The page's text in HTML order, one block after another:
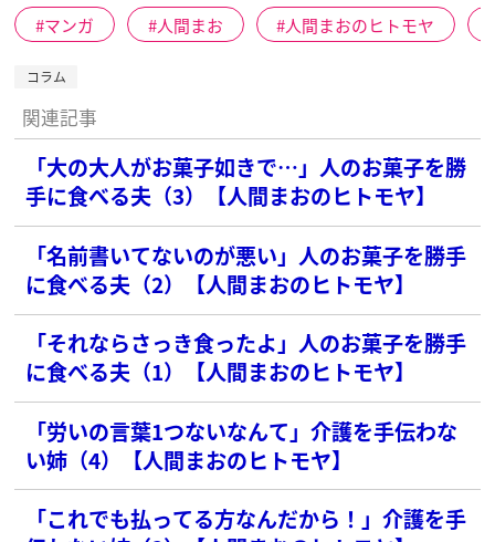
マンガ 人間まお 人間まおのヒトモヤ
コラム
関連記事
「大の大人がお菓子如きで…」人のお菓子を勝
手に食べる夫（3）【人間まおのヒトモヤ】
「名前書いてないのが悪い」人のお菓子を勝手
に食べる夫（2）【人間まおのヒトモヤ】
「それならさっき食ったよ」人のお菓子を勝手
に食べる夫（1）【人間まおのヒトモヤ】
「労いの言葉1つないなんて」介護を手伝わな
い姉（4）【人間まおのヒトモヤ】
「これでも払ってる方なんだから！」介護を手